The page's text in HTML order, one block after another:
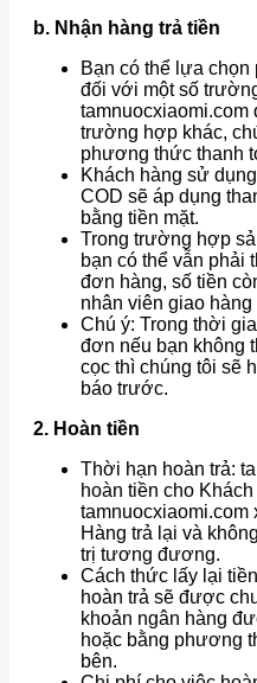
b. Nhận hàng trả tiền
Bạn có thể lựa
đối với một số
tamnuocxiaomi.com
trường hợp khác,
phương thức thanh
Khách hàng sử
COD sẽ áp dụng
bằng tiền mặt.
Trong trường hợp
bạn có thể vẫn phải
đơn hàng, số tiền
nhân viên giao
Chú ý: Trong thời
đơn nếu bạn không
cọc thì chúng tôi sẽ
báo trước.
2. Hoàn tiền
Thời hạn hoàn trả:
hoàn tiền cho
Hàng trả lại và
trị tương đương.
Cách thức lấy lại
hoàn trả sẽ được
khoản ngân hàng
hoặc bằng phương
bên.